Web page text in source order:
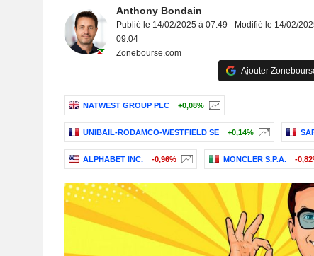
Anthony Bondain
Publié le 14/02/2025 à 07:49 - Modifié le 14/02/
09:04
Zonebourse.com
Ajouter
NATWEST GROUP PLC +0,08%
UNIBAIL-RODAMCO-WESTFIELD SE +0,14%
ALPHABET INC. -0,96% MONCLER S.P.A. -